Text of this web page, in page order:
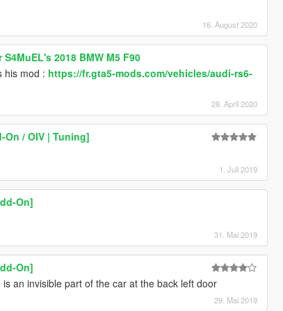
16. August 2020
2018 BMW M5 F90
his mod : https://fr.gta5-mods.com/vehicles/audi-rs6-
28. April 2020
On / OIV | Tuning]
1. Juli 2019
On]
31. Mai 2019
On]
an invisible part of the car at the back left door
29. Mai 2019